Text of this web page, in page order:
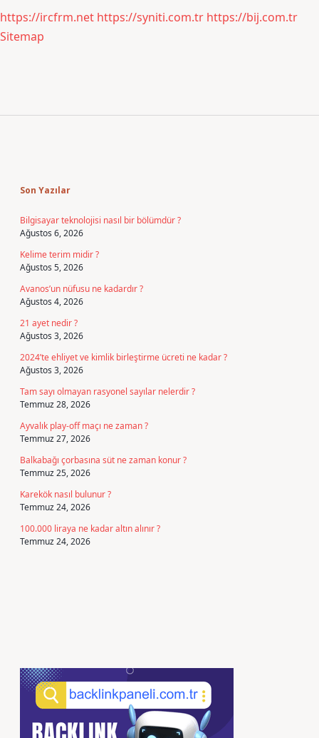
https://ircfrm.net https://syniti.com.tr https://bij.com.tr
Sitemap
Son Yazılar
Bilgisayar teknolojisi nasıl bir bölümdür ?
Ağustos 6, 2026
Kelime terim midir ?
Ağustos 5, 2026
Avanos’un nüfusu ne kadardır ?
Ağustos 4, 2026
21 ayet nedir ?
Ağustos 3, 2026
2024’te ehliyet ve kimlik birleştirme ücreti ne kadar ?
Ağustos 3, 2026
Tam sayı olmayan rasyonel sayılar nelerdir ?
Temmuz 28, 2026
Ayvalık play-off maçı ne zaman ?
Temmuz 27, 2026
Balkabağı çorbasına süt ne zaman konur ?
Temmuz 25, 2026
Karekök nasıl bulunur ?
Temmuz 24, 2026
100.000 liraya ne kadar altın alınır ?
Temmuz 24, 2026